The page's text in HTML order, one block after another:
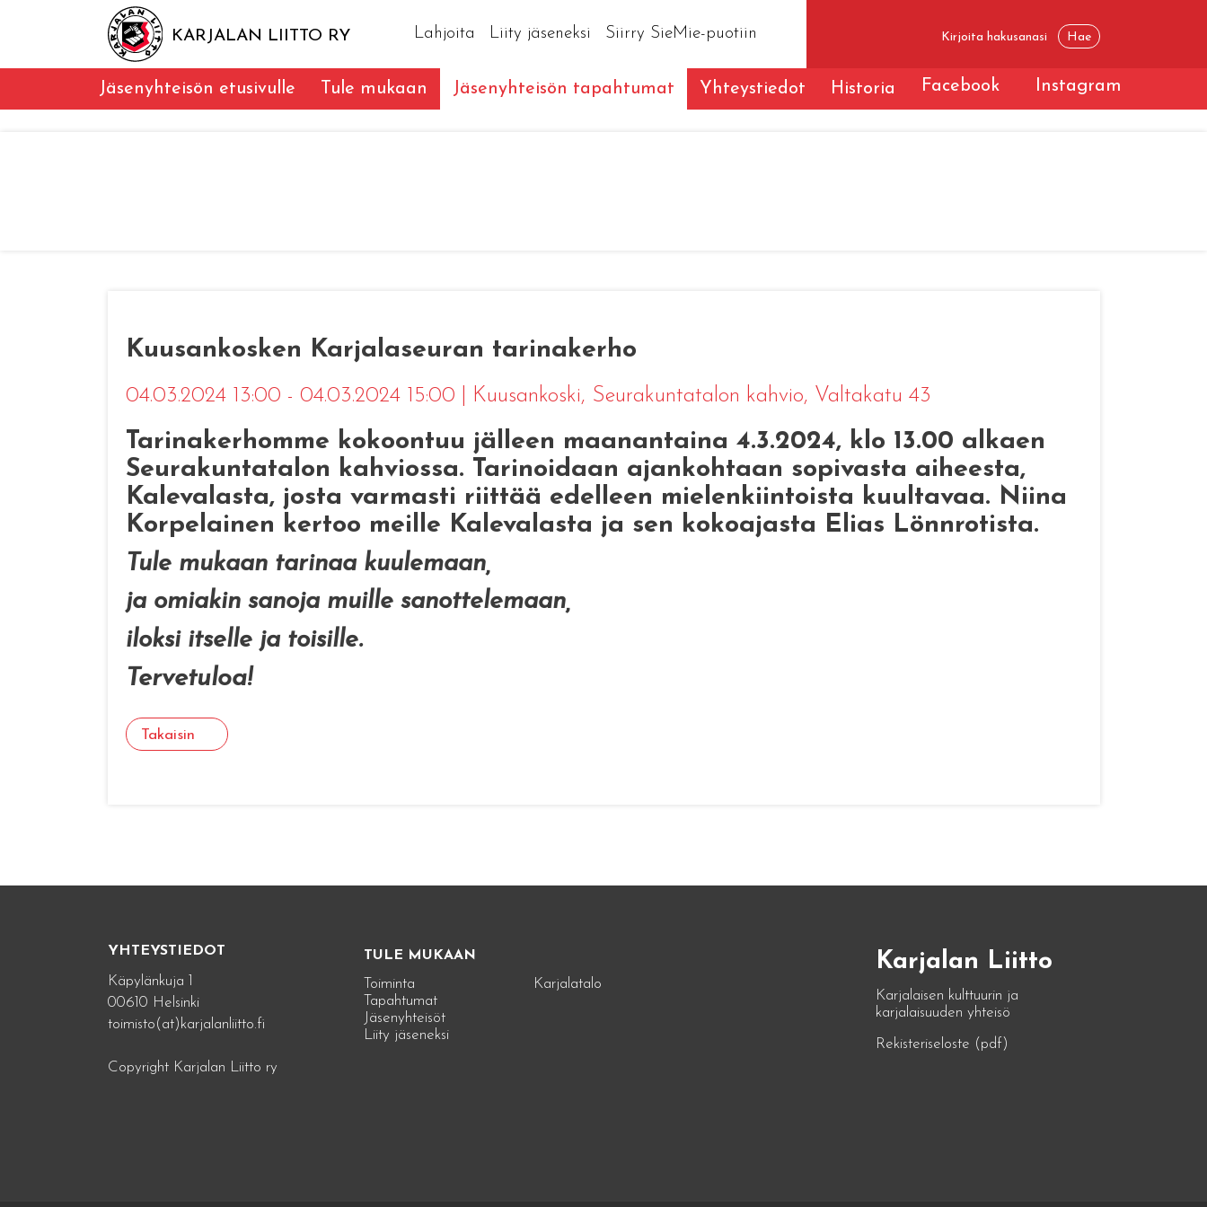
KARJALAN LIITTO RY Lahjoita Liity jäseneksi Siirry SieMie-puotiin
Jäsenyhteisön etusivulle Tule mukaan Jäsenyhteisön tapahtumat Yhteystiedot Historia Facebook Instagram
Kuusankosken Karjalaseuran tarinakerho
04.03.2024 13:00 - 04.03.2024 15:00 Kuusankoski, Seurakuntatalon kahvio, Valtakatu 43
Tarinakerhomme kokoontuu jälleen maanantaina 4.3.2024, klo 13.00 alkaen
Seurakuntatalon kahviossa. Tarinoidaan ajankohtaan sopivasta aiheesta,
Kalevalasta, josta varmasti riittää edelleen mielenkiintoista kuultavaa. Niina
Korpelainen kertoo meille Kalevalasta ja sen kokoajasta Elias Lönnrotista.
Tule mukaan tarinaa kuulemaan,
ja omiakin sanoja muille sanottelemaan,
iloksi itselle ja toisille.
Tervetuloa!
Takaisin
YHTEYSTIEDOT
Käpylänkuja 1
00610 Helsinki
toimisto(at)karjalanliitto.fi
Copyright Karjalan Liitto ry
TULE MUKAAN
Toiminta
Tapahtumat
Jäsenyhteisöt
Liity jäseneksi
Karjalatalo
Karjalan Liitto
Karjalaisen kulttuurin ja
karjalaisuuden yhteisö
Rekisteriseloste (pdf)